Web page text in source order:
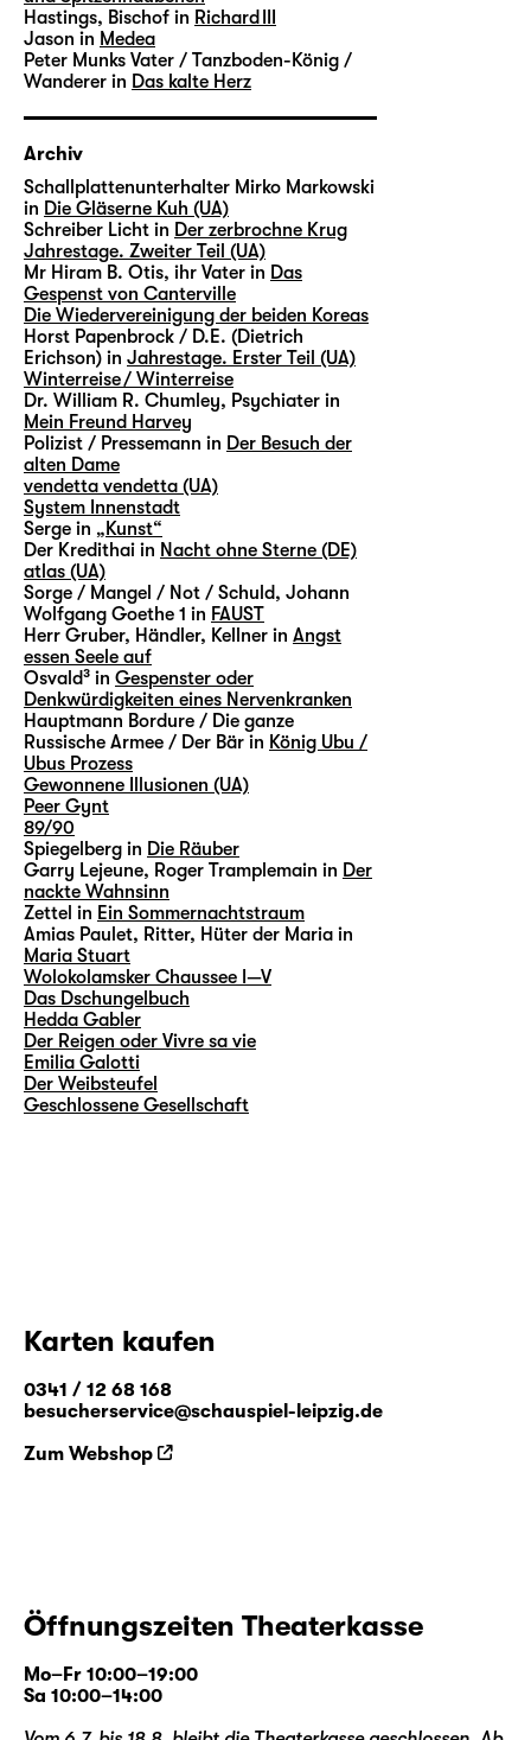
Hastings, Bischof in Richard III
Jason in Medea
Peter Munks Vater / Tanzboden-König /
Wanderer in Das kalte Herz
Archiv
Schallplattenunterhalter Mirko Markowski
in Die Gläserne Kuh (UA)
Schreiber Licht in Der zerbrochne Krug
Jahrestage. Zweiter Teil (UA)
Mr Hiram B. Otis, ihr Vater in Das
Gespenst von Canterville
Die Wiedervereinigung der beiden Koreas
Horst Papenbrock / D.E. (Dietrich
Erichson) in Jahrestage. Erster Teil (UA)
Winterreise / Winterreise
Dr. William R. Chumley, Psychiater in
Mein Freund Harvey
Polizist / Pressemann in Der Besuch der
alten Dame
vendetta vendetta (UA)
System Innenstadt
Serge in „Kunst“
Der Kredithai in Nacht ohne Sterne (DE)
atlas (UA)
Sorge / Mangel / Not / Schuld, Johann
Wolfgang Goethe 1 in FAUST
Herr Gruber, Händler, Kellner in Angst
essen Seele auf
Osvald³ in Gespenster oder
Denkwürdigkeiten eines Nervenkranken
Hauptmann Bordure / Die ganze
Russische Armee / Der Bär in König Ubu /
Ubus Prozess
Gewonnene Illusionen (UA)
Peer Gynt
89/90
Spiegelberg in Die Räuber
Garry Lejeune, Roger Tramplemain in Der
nackte Wahnsinn
Zettel in Ein Sommernachtstraum
Amias Paulet, Ritter, Hüter der Maria in
Maria Stuart
Wolokolamsker Chaussee I—V
Das Dschungelbuch
Hedda Gabler
Der Reigen oder Vivre sa vie
Emilia Galotti
Der Weibsteufel
Geschlossene Gesellschaft
Karten kaufen
0341 / 12 68 168
besucherservice@schauspiel-leipzig.de
Zum Webshop
Öffnungszeiten Theaterkasse
Mo–Fr 10:00–19:00
Sa 10:00–14:00